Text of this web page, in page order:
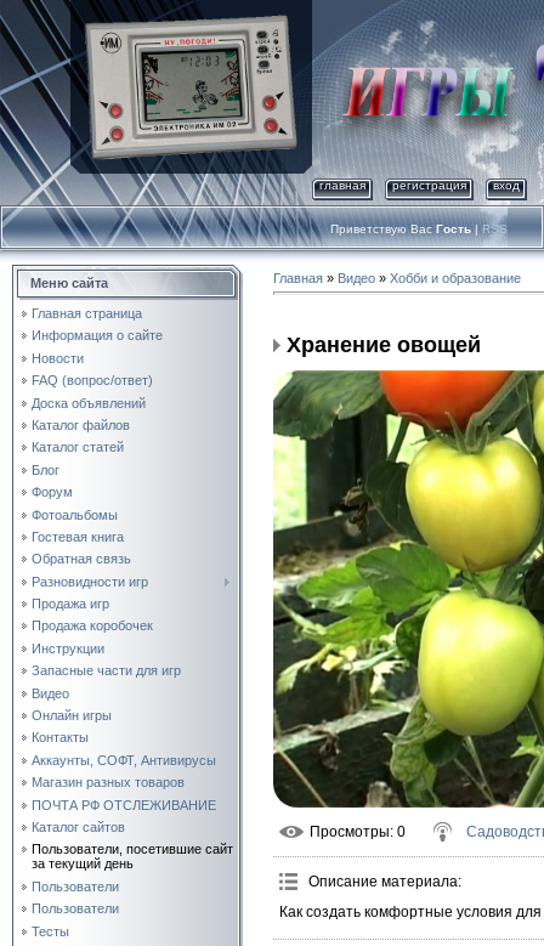
главная регистрация вход
Приветствую Вас Гость | RSS
Меню сайта
Главная страница
Информация о сайте
Новости
FAQ (вопрос/ответ)
Доска объявлений
Каталог файлов
Каталог статей
Блог
Форум
Фотоальбомы
Гостевая книга
Обратная связь
Разновидности игр
Продажа игр
Продажа коробочек
Инструкции
Запасные части для игр
Видео
Онлайн игры
Контакты
Аккаунты, СОФТ, Антивирусы
Магазин разных товаров
ПОЧТА РФ ОТСЛЕЖИВАНИЕ
Каталог сайтов
Пользователи, посетившие сайт
за текущий день
Пользователи
Пользователи
Тесты
Главная » Видео » Хобби и образование
Хранение овощей
Просмотры: 0
Описание материала:
Как создать комфортные условия